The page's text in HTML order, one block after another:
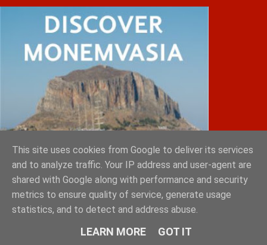
This site uses cookies from Google to deliver its services
and to analyze traffic. Your IP address and user-agent are
shared with Google along with performance and security
metrics to ensure quality of service, generate usage
statistics, and to detect and address abuse.
LEARN MORE GOT IT